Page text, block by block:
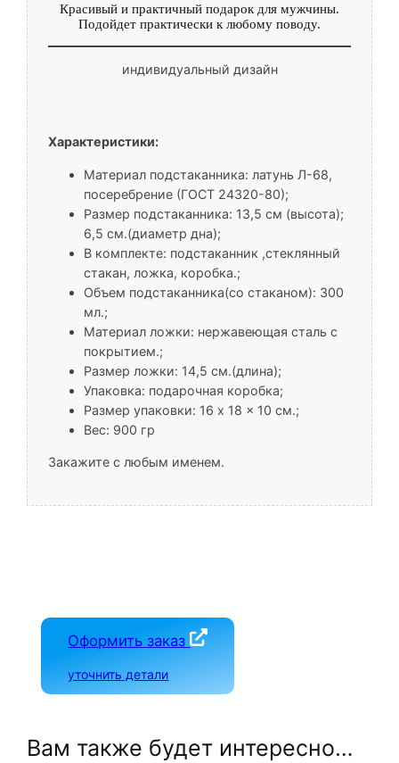
Красивый и практичный подарок для мужчины.
Подойдет практически к любому поводу.
индивидуальный дизайн
Характеристики:
Материал подстаканника: латунь Л-68,
посеребрение (ГОСТ 24320-80);
Размер подстаканника: 13,5 см (высота);
6,5 cм.(диаметр дна);
В комплекте: подстаканник ,стеклянный
стакан, ложка, коробка.;
Объем подстаканника(со стаканом): 300
мл.;
Материал ложки: нержавеющая сталь с
покрытием.;
Размер ложки: 14,5 см.(длина);
Упаковка: подарочная коробка;
Размер упаковки: 16 x 18 x 10 см.;
Вес: 900 гр
Закажите с любым именем.
Оформить заказ
уточнить детали
Вам также будет интересно…